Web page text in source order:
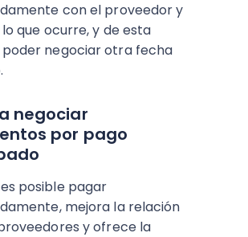
con el proveedor y
que ocurre, y de esta
negociar otra fecha
negociar
por pago
posible pagar
mejora la relación
y ofrece la